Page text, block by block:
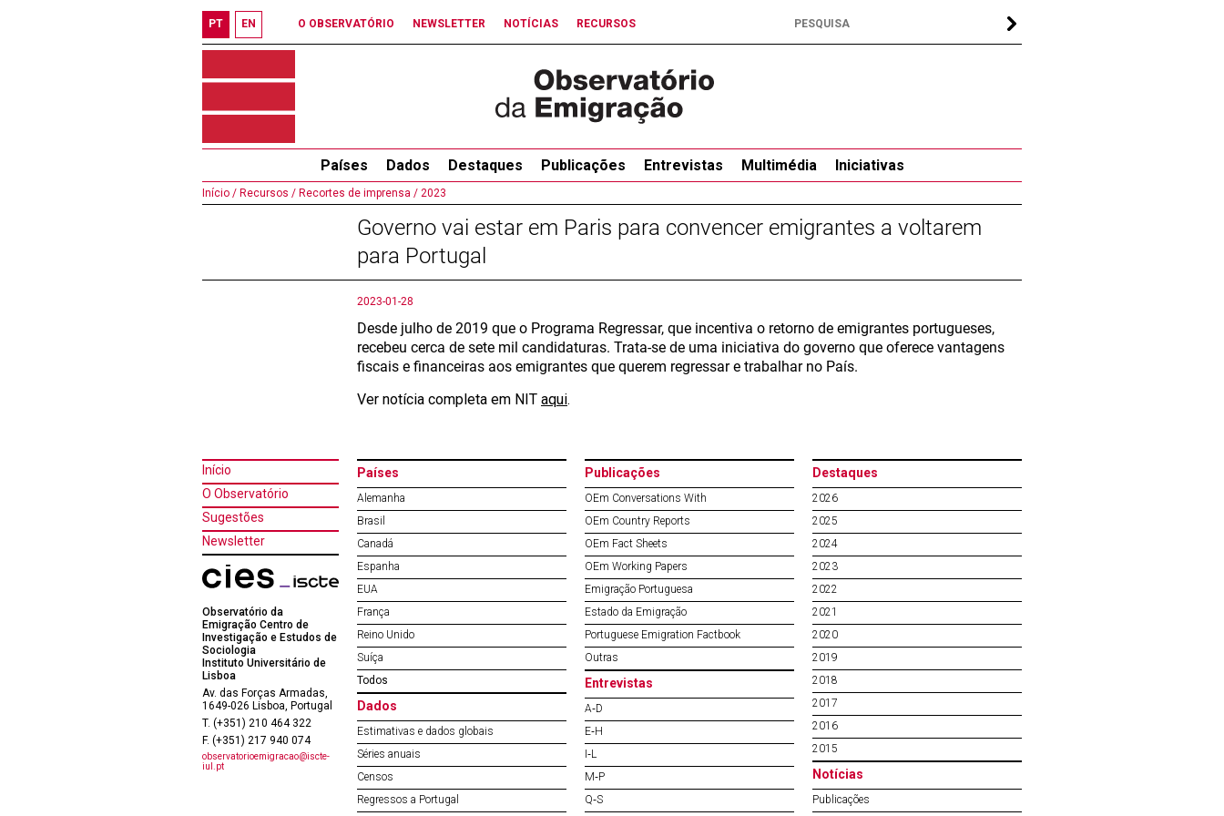
PT EN O OBSERVATÓRIO NEWSLETTER NOTÍCIAS RECURSOS
Países Dados Destaques Publicações Entrevistas Multimédia Iniciativas
Início / Recursos / Recortes de imprensa / 2023
Governo vai estar em Paris para convencer emigrantes a voltarem
para Portugal
2023-01-28
Desde julho de 2019 que o Programa Regressar, que incentiva o retorno de emigrantes portugueses,
recebeu cerca de sete mil candidaturas. Trata-se de uma iniciativa do governo que oferece vantagens
fiscais e financeiras aos emigrantes que querem regressar e trabalhar no País.
Ver notícia completa em NIT aqui.
Início
O Observatório
Sugestões
Newsletter
Observatório da
Emigração Centro de
Investigação e Estudos de
Sociologia
Instituto Universitário de
Lisboa
Av. das Forças Armadas,
1649-026 Lisboa, Portugal
T. (+351) 210 464 322
F. (+351) 217 940 074
observatorioemigracao@iscte-
iul.pt
Países
Alemanha
Brasil
Canadá
Espanha
EUA
França
Reino Unido
Suíça
Todos
Dados
Estimativas e dados globais
Séries anuais
Censos
Regressos a Portugal
Publicações
OEm Conversations With
OEm Country Reports
OEm Fact Sheets
OEm Working Papers
Emigração Portuguesa
Estado da Emigração
Portuguese Emigration Factbook
Outras
Entrevistas
A‐D
E‐H
I‐L
M‐P
Q‐S
Destaques
2026
2025
2024
2023
2022
2021
2020
2019
2018
2017
2016
2015
Notícias
Publicações